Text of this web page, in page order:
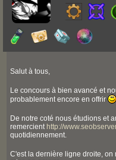
Salut à tous,
Le concours à bien avancé et
probablement encore en offrir
De notre coté nous étudions et
remercient http://
quotidiennement.
C'est la dernière ligne droite,